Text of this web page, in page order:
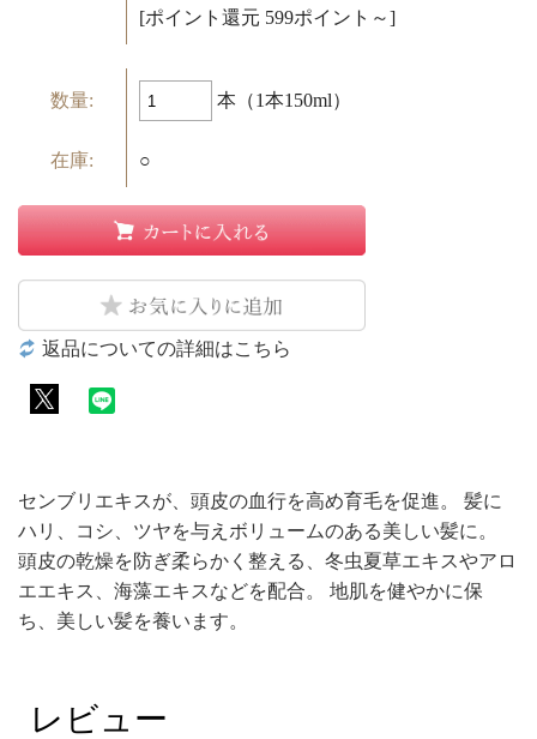
[ポイント還元 599ポイント～]
数量: 本（1本150ml）
在庫: ○
返品についての詳細はこちら
センブリエキスが、頭皮の血行を高め育毛を促進。 髪に
ハリ、コシ、ツヤを与えボリュームのある美しい髪に。
頭皮の乾燥を防ぎ柔らかく整える、冬虫夏草エキスやアロ
エエキス、海藻エキスなどを配合。 地肌を健やかに保
ち、美しい髪を養います。
レビュー